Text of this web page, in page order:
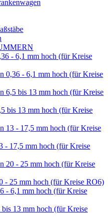
- 6,1 mm hoch (für Kreise
0,36 - 6,1 mm hoch (für Kreise
6,5 bis 13 mm hoch (für Kreise
bis 13 mm hoch (für Kreise
13 - 17,5 mm hoch (für Kreise
- 17,5 mm hoch (für Kreise
20 - 25 mm hoch (für Kreise
- 25 mm hoch (für Kreise RO6)
- 6,1 mm hoch (für Kreise
13 mm hoch (für Kreise